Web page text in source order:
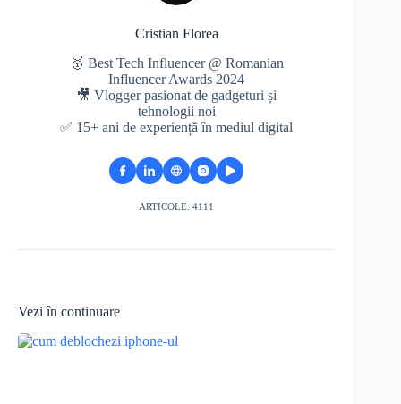
Cristian Florea
🥇 Best Tech Influencer @ Romanian
Influencer Awards 2024
🎥 Vlogger pasionat de gadgeturi și
tehnologii noi
✅ 15+ ani de experiență în mediul digital
ARTICOLE: 4111
Vezi în continuare